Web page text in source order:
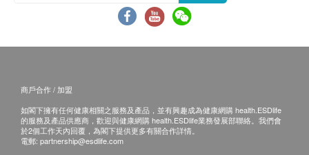
商戶合作 / 加盟
如閣下擁有任何健康相關之服務及產品，並有興趣成為健康網購 health.ESDlife
的服務及產品供應商，歡迎與健康網購 health.ESDlife業務發展部聯絡。我們會
於2個工作天內回覆，為閣下提供更多有關合作詳情。
電郵: partnership@esdlife.com